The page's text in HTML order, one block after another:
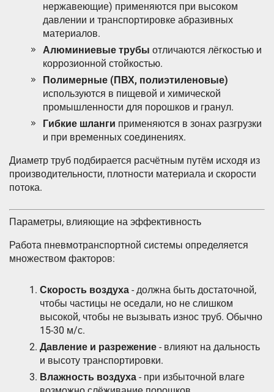
нержавеющие) применяются при высоком
давлении и транспортировке абразивных
материалов.
Алюминиевые трубы отличаются лёгкостью и
коррозионной стойкостью.
Полимерные (ПВХ, полиэтиленовые)
используются в пищевой и химической
промышленности для порошков и гранул.
Гибкие шланги применяются в зонах разгрузки
и при временных соединениях.
Диаметр труб подбирается расчётным путём исходя из
производительности, плотности материала и скорости
потока.
Параметры, влияющие на эффективность
Работа пневмотранспортной системы определяется
множеством факторов:
Скорость воздуха - должна быть достаточной,
чтобы частицы не оседали, но не слишком
высокой, чтобы не вызывать износ труб. Обычно
15-30 м/с.
Давление и разрежение - влияют на дальность
и высоту транспортировки.
Влажность воздуха - при избыточной влаге